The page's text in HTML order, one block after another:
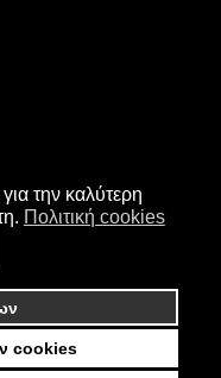
την καλύτερη
Πολιτική cookies
cookies
ΧΩΡΙΣ ΚΟΣΤΟΣ
COOKIES ΓΙΑ
ΠΛΟΉΓΗΣΗΣ.